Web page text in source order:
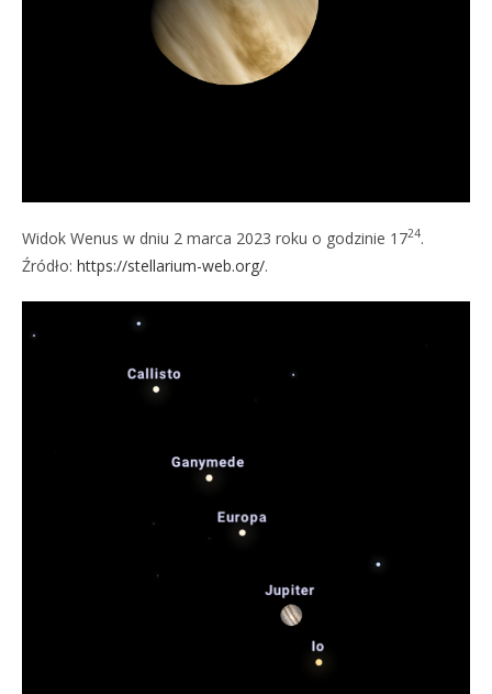
Widok Wenus w dniu 2 marca 2023 roku o godzinie 1724.
Źródło: https://stellarium-web.org/.